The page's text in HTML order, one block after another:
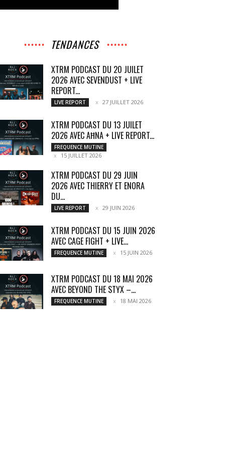
TENDANCES
XTRM PODCAST DU 20 JUILET
2026 AVEC SEVENDUST + LIVE
REPORT...
LIVE REPORT 27 JUILLET 2026
XTRM PODCAST DU 13 JUILET
2026 AVEC AĦNA + LIVE REPORT...
FREQUENCE MUTINE
15 JUILLET 2026
XTRM PODCAST DU 29 JUIN
2026 AVEC THIERRY ET ENORA
DU...
LIVE REPORT 29 JUIN 2026
XTRM PODCAST DU 15 JUIN 2026
AVEC CAGE FIGHT + LIVE...
FREQUENCE MUTINE 15 JUIN 2026
XTRM PODCAST DU 18 MAI 2026
AVEC BEYOND THE STYX –...
FREQUENCE MUTINE 18 MAI 2026